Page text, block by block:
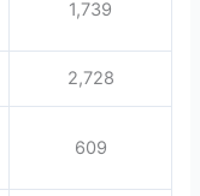
1,739
2,728
609